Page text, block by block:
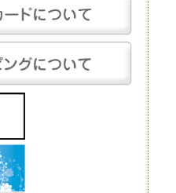
切り花」になるでしょう。生花の
生懸命手をかけても、多くの場
は生花の宿命ではありますが、
るでしょう。 生花は豪華なディ
が、お花の種類によってはとても
とはできません。
作られる人工的なお花です。人工
対し、造花は化学繊維やワイヤー
なります。
もよく利用されており、高いクオ
に驚くほど繊細です。それでも、
の花と比較するものではありませ
しさを保ってくれるということ